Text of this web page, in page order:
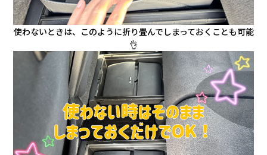
使わないときは、このように折り畳んでしまっておくことも可能
👌